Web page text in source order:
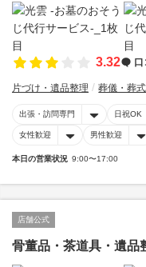
3.32 口
片づけ・遺品整理 葬儀・葬式
出張・訪問専門 日祝OK
女性歓迎 男性歓迎
本日の営業状況 9:00〜17:00
店舗公式
骨董品・茶道具・遺品